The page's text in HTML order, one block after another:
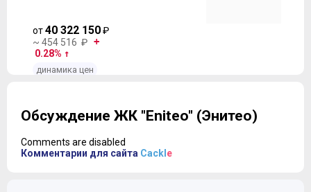
от40 322 150₽
~ 454 516 ₽
0.28%
динамика цен
Обсуждение ЖК "Eniteo" (Энитео)
Comments are disabled
Комментарии для сайта Cackl e